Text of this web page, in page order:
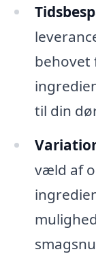
behovet
til din
væld af